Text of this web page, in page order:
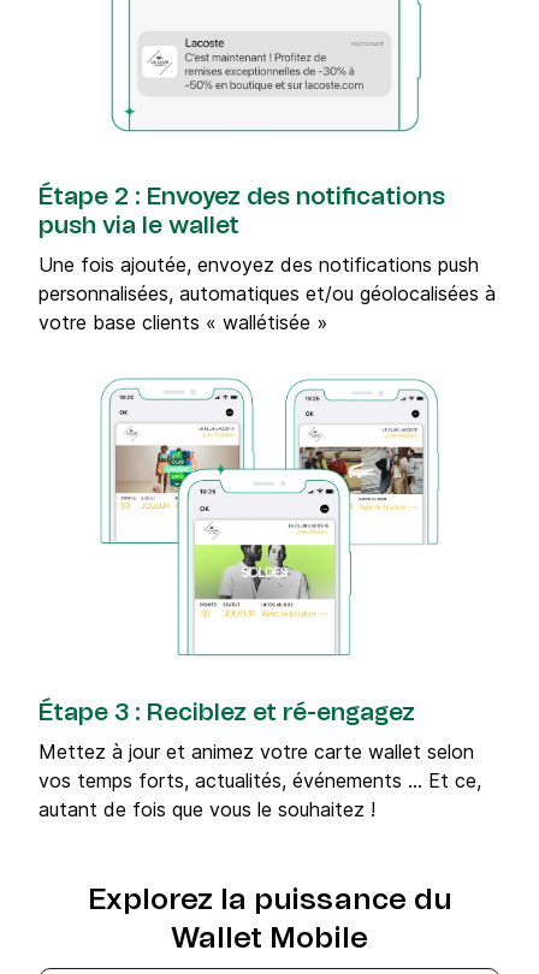
Étape 2 : Envoyez des notifications
push via le wallet
Une fois ajoutée, envoyez des notifications push
personnalisées, automatiques et/ou géolocalisées à
votre base clients « wallétisée »
Étape 3 : Reciblez et ré-engagez
Mettez à jour et animez votre carte wallet selon
vos temps forts, actualités, événements … Et ce,
autant de fois que vous le souhaitez !
Explorez la puissance du
Wallet Mobile